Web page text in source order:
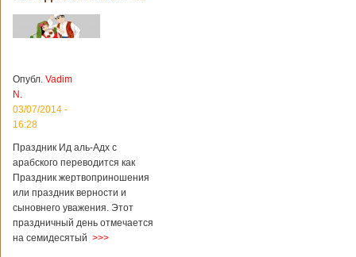
Опубл. Vadim
N.
03/07/2014 -
16:28
Праздник Ид аль-Адх с
арабского переводится как
Праздник жертвоприношения
или праздник верности и
сыновнего уважения. Этот
праздничный день отмечается
на семидесятый >>>